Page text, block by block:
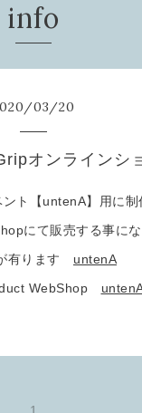
info
/03/20
オンラインシ
ト【untenA】用に制
にて販売する事にな
有ります untenA
WebShop